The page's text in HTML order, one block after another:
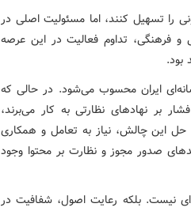
را تسهیل کنند، اما مسئولیت اصلی در
و فرهنگی، تداوم فعالیت در این عرصه
بود.
ایران محسوب می‌شود. در حالی که
بر نهادهای نظارتی به کار می‌برند،
حل این چالش، نیاز به تعامل و همکاری
صدور مجوز و نظارت بر محتوا وجود
نیست. بلکه رعایت اصول، شفافیت در